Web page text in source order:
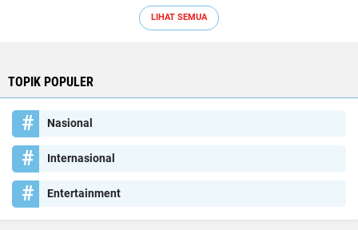
LIHAT SEMUA
TOPIK POPULER
Nasional
Internasional
Entertainment